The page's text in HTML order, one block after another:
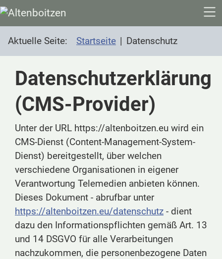
SKIP TO MAIN CONTENT
Aktuelle Seite: Startseite Datenschutz
Datenschutzerklärung
(CMS-Provider)
Unter der URL https://altenboitzen.eu wird ein
CMS-Dienst (Content-Management-System-
Dienst) bereitgestellt, über welchen
verschiedene Organisationen in eigener
Verantwortung Telemedien anbieten können.
Dieses Dokument - abrufbar unter
https://altenboitzen.eu/datenschutz - dient
dazu den Informationspflichten gemäß Art. 13
und 14 DSGVO für alle Verarbeitungen
nachzukommen, die personenbezogene Daten